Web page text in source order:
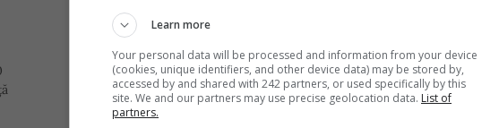
Learn more
Your personal data will be processed and information from your device
(cookies, unique identifiers, and other device data) may be stored by,
accessed by and shared with 242 partners, or used specifically by this
site. We and our partners may use precise geolocation data. List of
partners.